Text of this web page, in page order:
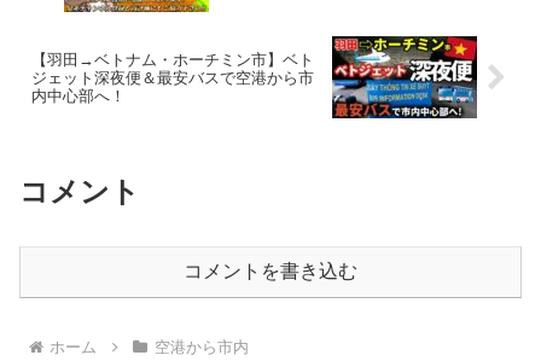
【羽田→ベトナム・ホーチミン市】ベト
ジェット深夜便＆最安バスで空港から市
内中心部へ！
コメント
コメントを書き込む
ホーム 空港から市内